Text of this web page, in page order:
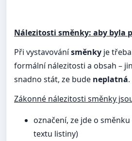
Nálezitosti směnky: aby byla
Při vystavovánísměnky je
formální nálezitosti a obsah –
snadno stát, ze bude neplatná.
Zákonné nálezitosti směnky
označení, ze jde o
textu listiny)